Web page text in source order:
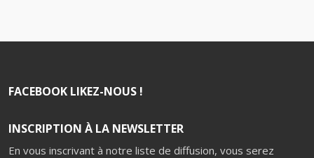
FACEBOOK LIKEZ-NOUS !
INSCRIPTION À LA NEWSLETTER
En vous inscrivant à notre liste de diffusion, vous serez